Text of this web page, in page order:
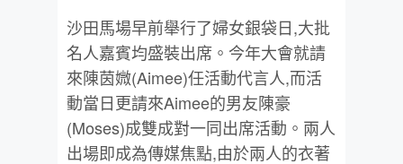
沙田馬場早前舉行了婦女銀袋日,大批
名人嘉賓均盛裝出席。今年大會就請
來陳茵媺(Aimee)任活動代言人,而活
動當日更請來Aimee的男友陳豪
(Moses)成雙成對一同出席活動。兩人
出場即成為傳媒焦點,由於兩人的衣著